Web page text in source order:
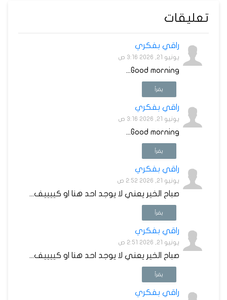
تعليقات
راقي بفكري
يونيو 21, 2026 3:16 ص
Good morning...
يقرأ
راقي بفكري
يونيو 21, 2026 3:16 ص
Good morning...
يقرأ
راقي بفكري
يونيو 21, 2026 2:52 ص
صباح الخير يعني لا يوجد احد هنا او كييييف...
يقرأ
راقي بفكري
يونيو 21, 2026 2:51 ص
صباح الخير يعني لا يوجد احد هنا او كييييف...
يقرأ
راقي بفكري